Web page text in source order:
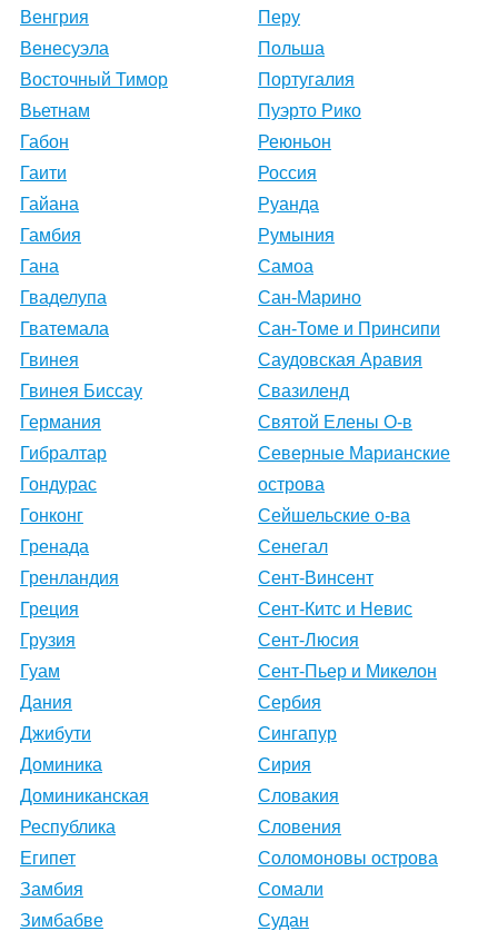
Венгрия
Венесуэла
Восточный Тимор
Вьетнам
Габон
Гаити
Гайана
Гамбия
Гана
Гваделупа
Гватемала
Гвинея
Гвинея Биссау
Германия
Гибралтар
Гондурас
Гонконг
Гренада
Гренландия
Греция
Грузия
Гуам
Дания
Джибути
Доминика
Доминиканская
Республика
Египет
Замбия
Зимбабве
Перу
Польша
Португалия
Пуэрто Рико
Реюньон
Россия
Руанда
Румыния
Самоа
Сан-Марино
Сан-Томе и Принсипи
Саудовская Аравия
Свазиленд
Святой Елены О-в
Северные Марианские
острова
Сейшельские о-ва
Сенегал
Сент-Винсент
Сент-Китс и Невис
Сент-Люсия
Сент-Пьер и Микелон
Сербия
Сингапур
Сирия
Словакия
Словения
Соломоновы острова
Сомали
Судан